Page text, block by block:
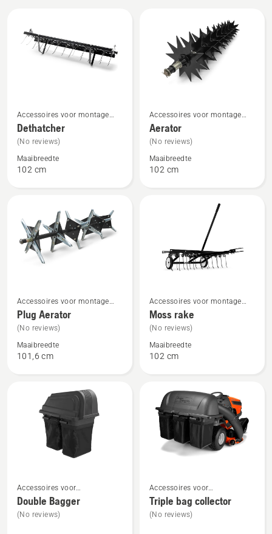
producten
meer
details
over
Dethatcher
Accessoires voor montage
aan de achterzijde
Dethatcher
(No reviews)
Maaibreedte
102 cm
meer
details
over
Aerator
Accessoires voor montage
aan de achterzijde
Aerator
(No reviews)
Maaibreedte
102 cm
meer
details
over
Plug
Aerator
Accessoires voor montage
aan de achterzijde
Plug Aerator
(No reviews)
Maaibreedte
101,6 cm
meer
details
over
Moss
Accessoires voor montage
aan de achterzijde
Moss rake
(No reviews)
Maaibreedte
102 cm
meer
details
over
Accessoires voor
tuintractoren voor montage
aan de achterzijde
Double Bagger
(No reviews)
meer
details
over
Accessoires voor
tuintractoren voor montage
aan de achterzijde
Triple bag collector
(No reviews)